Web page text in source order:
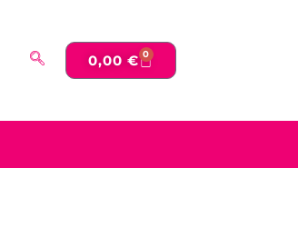
0,00 € 0